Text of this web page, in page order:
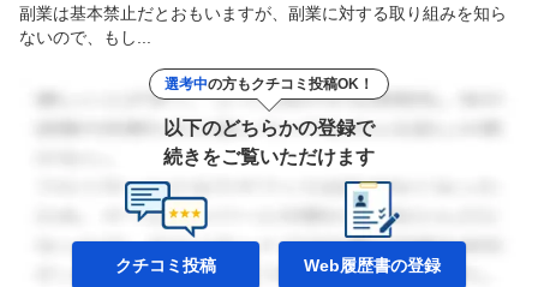
副業は基本禁止だとおもいますが、副業に対する取り組みを知ら
ないので、もし...
選考中の方もクチコミ投稿OK！
以下のどちらかの登録で
続きをご覧いただけます
クチコミ投稿 Web履歴書の登録